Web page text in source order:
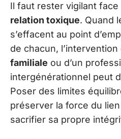
Il faut rester vigilant
relation toxique. Quand
s’effacent au point
de chacun, l’intervention
familiale ou d’un
intergénérationnel peut
Poser des limites
préserver la force du
sacrifier sa propre